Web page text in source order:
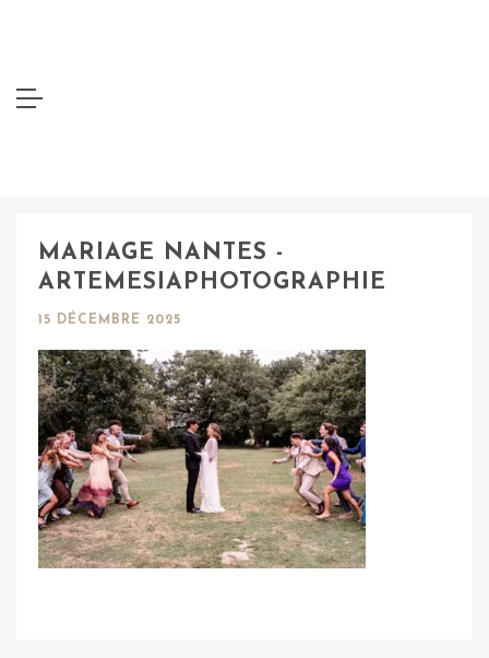
MARIAGE NANTES -
ARTEMESIAPHOTOGRAPHIE
15 DÉCEMBRE 2025